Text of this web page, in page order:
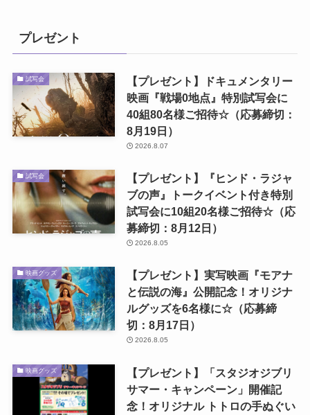
プレゼント
試写会
【プレゼント】ドキュメンタリー
映画『戦場0地点』特別試写会に
40組80名様ご招待☆（応募締切：
8月19日）
2026.8.07
試写会
【プレゼント】『ヒンド・ラジャ
ブの声』トークイベント付き特別
試写会に10組20名様ご招待☆（応
募締切：8月12日）
2026.8.05
映画グッズ
【プレゼント】実写映画『モアナ
と伝説の海』公開記念！オリジナ
ルグッズを6名様に☆（応募締
切：8月17日）
2026.8.05
映画グッズ
【プレゼント】「スタジオジブリ
サマー・キャンペーン」開催記
念！オリジナル トトロの手ぬぐい